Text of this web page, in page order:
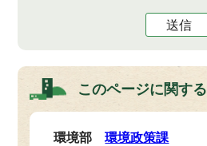
送信
このページに関する
環境部環境政策課